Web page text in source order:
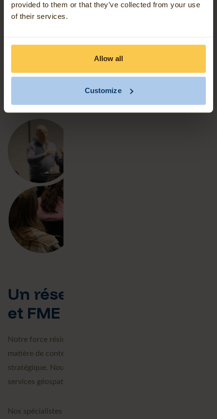
provided to them or that they’ve collected from your use
of their services.
Allow all
Customize
matière d'intelligence géospatiale : l'interface entre
l'expertise en matière de géodonnées, la connaissance du
domaine et la compréhension des systèmes et des
questions sociales et technologiques liées à la transition
énergétique, à l'adaptation au climat, à la mobilité, à la
numérisation et à la gestion des actifs.
Un réseau d'experts SIG
et FME
Notre force réside dans la combinaison d'une expertise en
matière de contenu, de technologie et d'une vision
stratégique. Nous fournissons un portefeuille de différents
services géospatiaux.
Nos spécialistes travaillent avec les meilleures